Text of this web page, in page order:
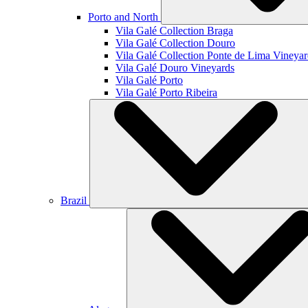
Porto and North
Vila Galé Collection Braga
Vila Galé Collection Douro
Vila Galé Collection Ponte de Lima
Vila Galé Douro Vineyards
Vila Galé Porto
Vila Galé Porto Ribeira
Brazil